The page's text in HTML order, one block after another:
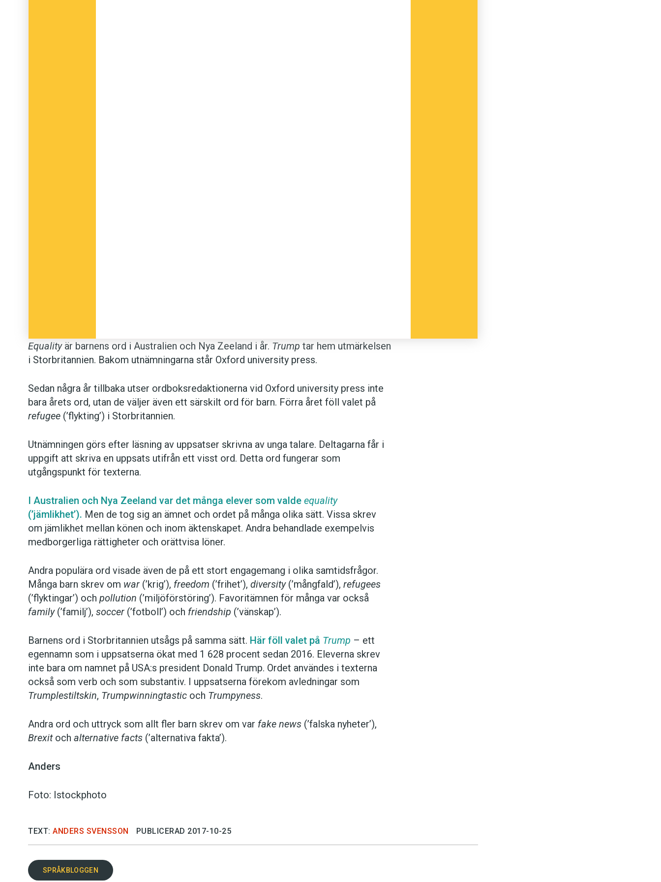
Equalityär barnens ord i Australien och Nya Zeeland i år. Trump tar hem utmärkelsen
i Storbritannien. Bakom utnämningarna står Oxford university press.
Sedan några år tillbaka utser ordboksredaktionerna vid Oxford university press inte
bara årets ord, utan de väljer även ett särskilt ord för barn. Förra året föll valet på
refugee (’flykting’) i Storbritannien.
Utnämningen görs efter läsning av uppsatser skrivna av unga talare. Deltagarna får i
uppgift att skriva en uppsats utifrån ett visst ord. Detta ord fungerar som
utgångspunkt för texterna.
I Australien och Nya Zeeland var det många elever som valde equality
(’jämlikhet’). Men de tog sig an ämnet och ordet på många olika sätt. Vissa skrev
om jämlikhet mellan könen och inom äktenskapet. Andra behandlade exempelvis
medborgerliga rättigheter och orättvisa löner.
Andra populära ord visade även de på ett stort engagemang i olika samtidsfrågor.
Många barn skrev om war (’krig’), freedom (’frihet’), diversity(’mångfald’), refugees
(’flyktingar’) och pollution (’miljöförstöring’). Favoritämnen för många var också
family(’familj’), soccer (’fotboll’) och friendship (’vänskap’).
Barnens ord i Storbritannien utsågs på samma sätt. Här föll valet på Trump – ett
egennamn som i uppsatserna ökat med 1 628 procent sedan 2016. Eleverna skrev
inte bara om namnet på USA:s president Donald Trump. Ordet användes i texterna
också som verb och som substantiv. I uppsatserna förekom avledningar som
Trumplestiltskin, Trumpwinningtastic och Trumpyness.
Andra ord och uttryck som allt fler barn skrev om var fake news (’falska nyheter’),
Brexitoch alternative facts (’alternativa fakta’).
Anders
Foto: Istockphoto
TEXT: ANDERS SVENSSON PUBLICERAD 2017-10-25
SPRÅKBLOGGEN